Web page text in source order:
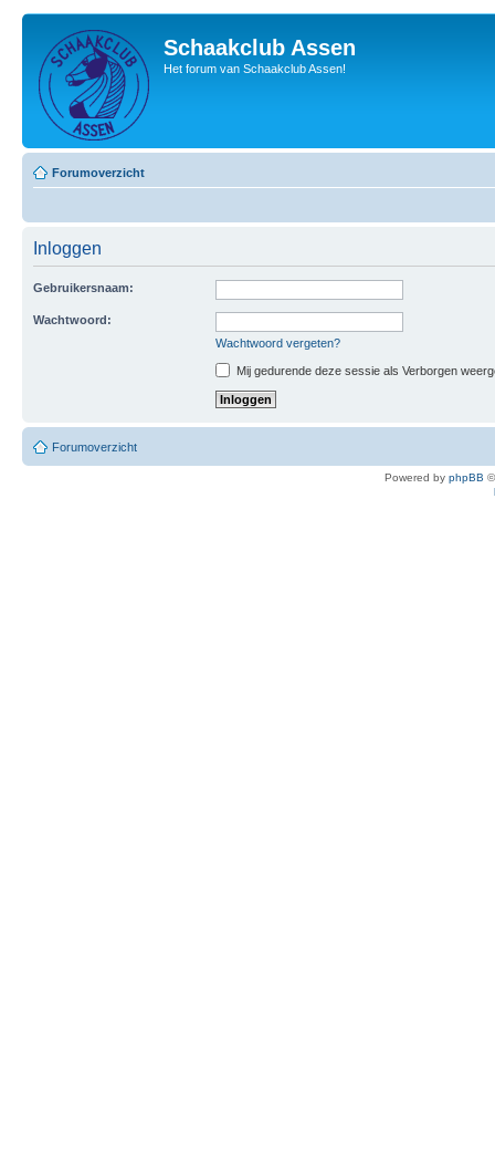
Schaakclub Assen
Het forum van Schaakclub Assen!
Forumoverzicht
Inloggen
Gebruikersnaam:
Wachtwoord:
Wachtwoord vergeten?
Mij gedurende deze sessie als Verborgen
Forumoverzicht
Powered by phpBB